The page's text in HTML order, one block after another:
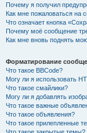
Почему я получил
Как мне пожаловаться на
Что означает кнопка
Почему моё сообщение
Как мне вновь поднять
Форматирование
Что такое BBCode?
Могу ли я использовать
Что такое смайлики?
Могу ли я добавлять
Что такое важные
Что такое объявления?
Что такое прилепленные